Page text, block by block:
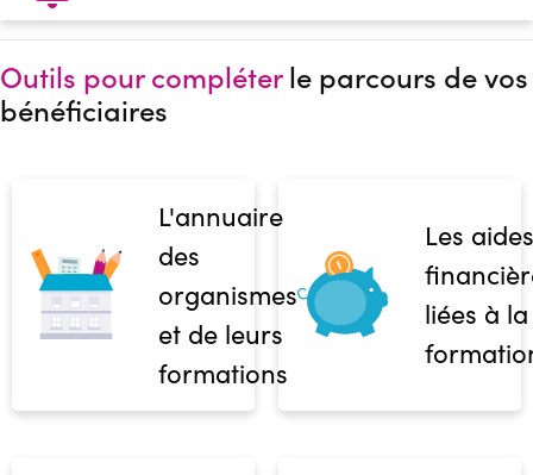
Outils pour compléterle parcours de vos
bénéficiaires
L'annuaire
des
organismes
et de leurs
formations
Les aides
liées à la